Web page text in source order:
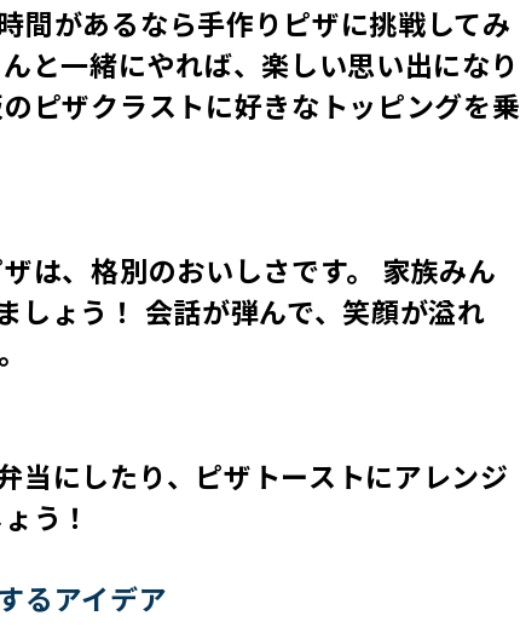
間があるなら手作りピザに挑戦してみ
と一緒にやれば、楽しい思い出になり
ピザクラストに好きなトッピングを乗
は、格別のおいしさです。 家族みん
しょう！ 会話が弾んで、笑顔が溢れ
当にしたり、ピザトーストにアレンジ
う！
るアイデア